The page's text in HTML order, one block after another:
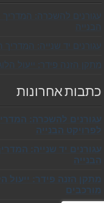
עגורנים להשכרה:
הבנייה
עגורנים יד שנייה:
מתקן הזנה פידר: ייעול
כתבות אחרונות
עגורנים להשכרה:
לפרויקט הבנייה
עגורנים יד שנייה:
הבנייה
מתקן הזנה פידר: ייעול
מורכבים